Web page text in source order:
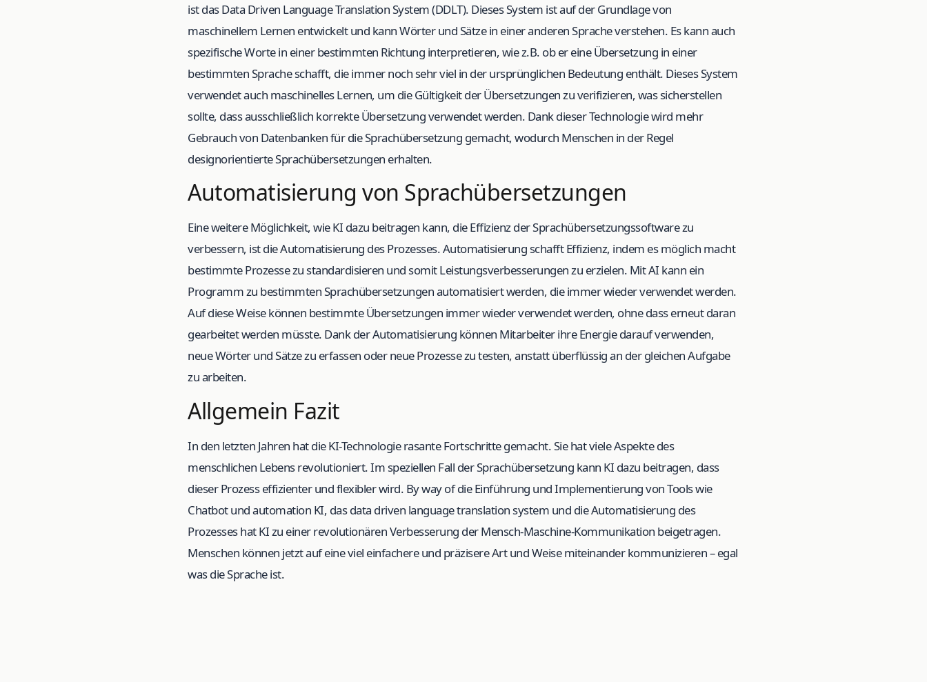
ist das Data Driven Language Translation System (DDLT). Dieses System ist auf der Grundlage von
maschinellem Lernen entwickelt und kann Wörter und Sätze in einer anderen Sprache verstehen. Es kann auch
spezifische Worte in einer bestimmten Richtung interpretieren, wie z.B. ob er eine Übersetzung in einer
bestimmten Sprache schafft, die immer noch sehr viel in der ursprünglichen Bedeutung enthält. Dieses System
verwendet auch maschinelles Lernen, um die Gültigkeit der Übersetzungen zu verifizieren, was sicherstellen
sollte, dass ausschließlich korrekte Übersetzung verwendet werden. Dank dieser Technologie wird mehr
Gebrauch von Datenbanken für die Sprachübersetzung gemacht, wodurch Menschen in der Regel
designorientierte Sprachübersetzungen erhalten.
Automatisierung von Sprachübersetzungen
Eine weitere Möglichkeit, wie KI dazu beitragen kann, die Effizienz der Sprachübersetzungssoftware zu
verbessern, ist die Automatisierung des Prozesses. Automatisierung schafft Effizienz, indem es möglich macht
bestimmte Prozesse zu standardisieren und somit Leistungsverbesserungen zu erzielen. Mit AI kann ein
Programm zu bestimmten Sprachübersetzungen automatisiert werden, die immer wieder verwendet werden.
Auf diese Weise können bestimmte Übersetzungen immer wieder verwendet werden, ohne dass erneut daran
gearbeitet werden müsste. Dank der Automatisierung können Mitarbeiter ihre Energie darauf verwenden,
neue Wörter und Sätze zu erfassen oder neue Prozesse zu testen, anstatt überflüssig an der gleichen Aufgabe
zu arbeiten.
Allgemein Fazit
In den letzten Jahren hat die KI-Technologie rasante Fortschritte gemacht. Sie hat viele Aspekte des
menschlichen Lebens revolutioniert. Im speziellen Fall der Sprachübersetzung kann KI dazu beitragen, dass
dieser Prozess effizienter und flexibler wird. By way of die Einführung und Implementierung von Tools wie
Chatbot und automation KI, das data driven language translation system und die Automatisierung des
Prozesses hat KI zu einer revolutionären Verbesserung der Mensch-Maschine-Kommunikation beigetragen.
Menschen können jetzt auf eine viel einfachere und präzisere Art und Weise miteinander kommunizieren – egal
was die Sprache ist.